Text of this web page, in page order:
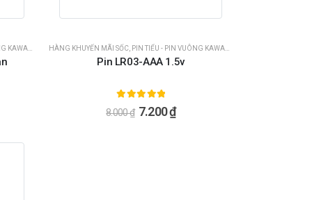
HÀNG KHUYẾN MÃI SỐC PIN TIỂU - PIN VUÔNG KAWASAN
Pin LR03-AAA 1.5v
ngoài 5
8.000₫ 7.200₫